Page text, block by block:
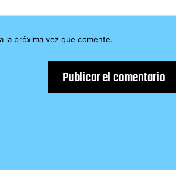
la próxima vez que comente.